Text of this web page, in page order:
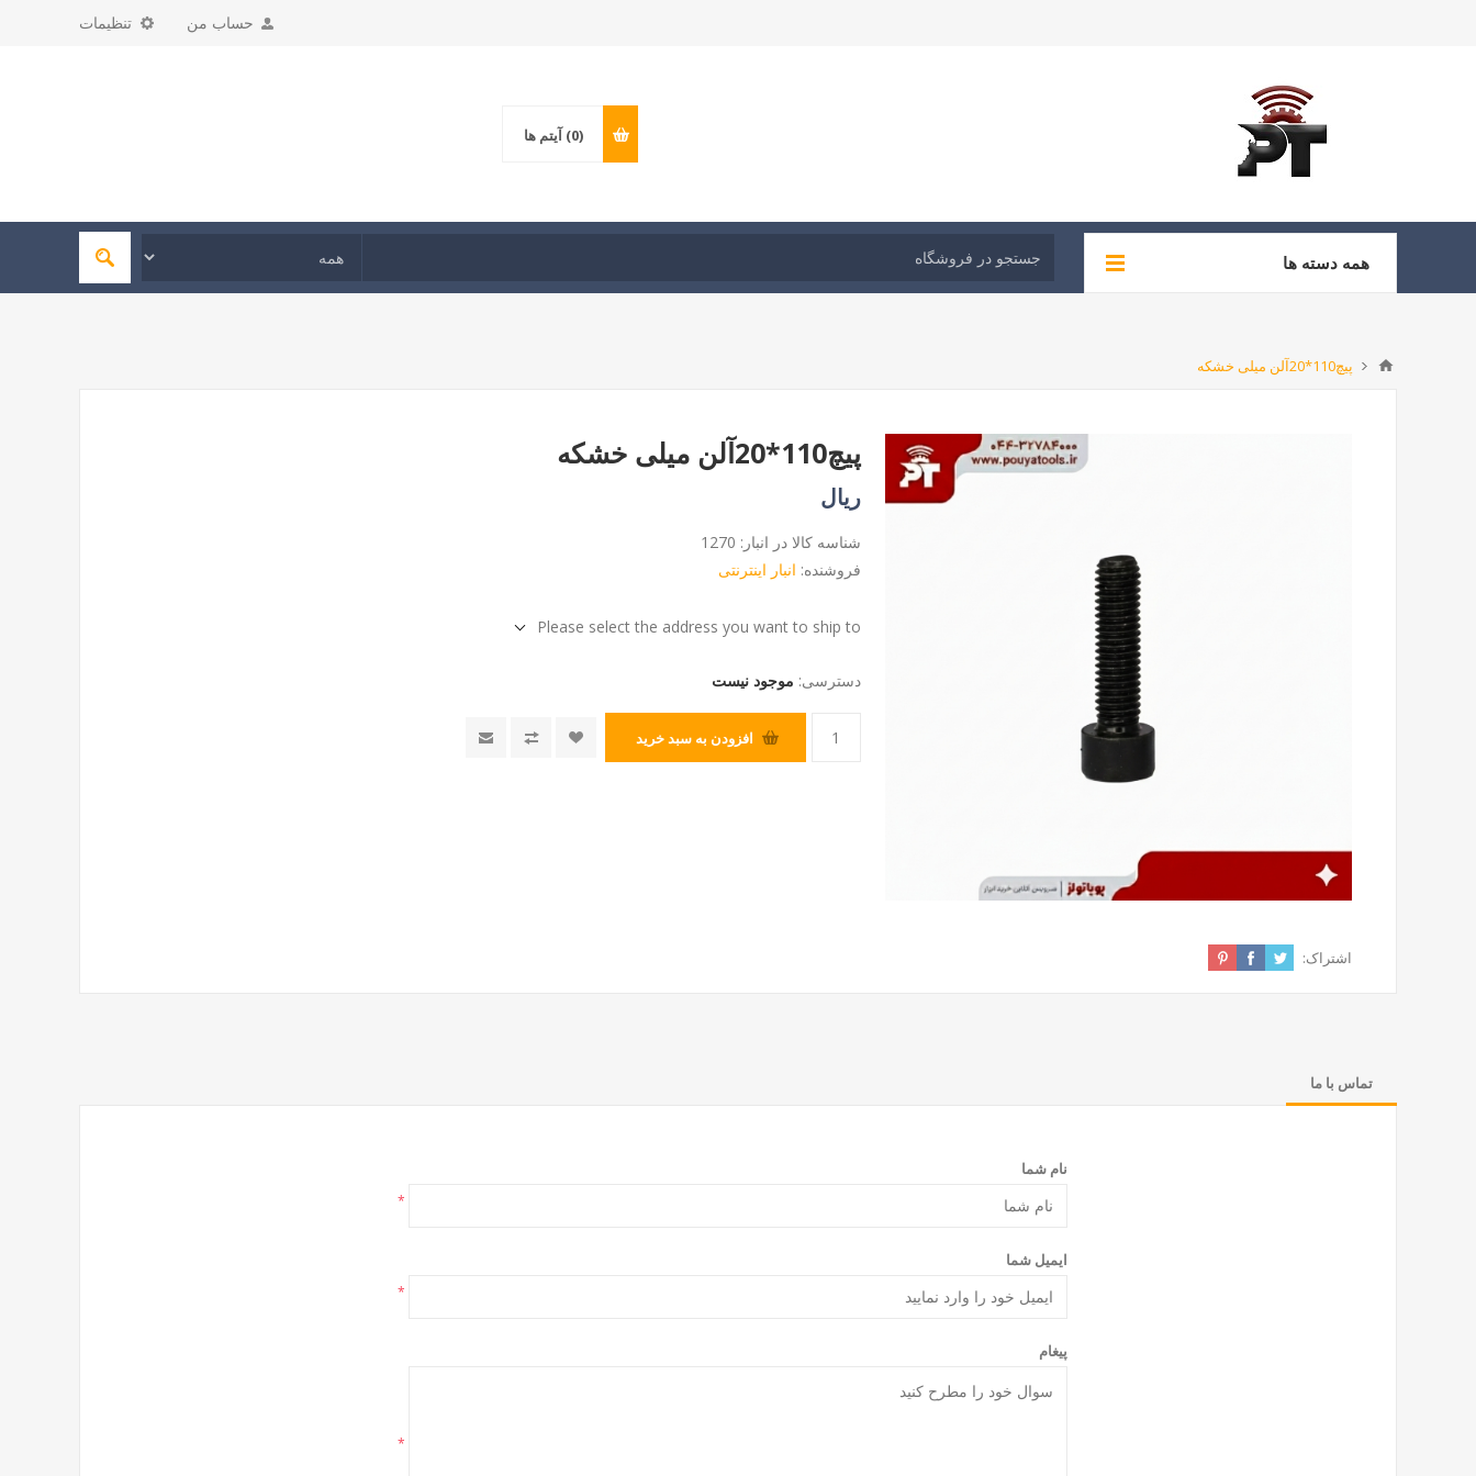
تنظیمات حساب من
(0) آیتم ها
همه دسته ها
پیچ110*20آلن میلی خشکه
پیچ110*20آلن میلی خشکه
ریال
شناسه کالا در انبار: 1270
فروشنده: انبار اینترنتی
Please select the address you want to ship to
دسترسی: موجود نیست
افزودن به سبد خرید
اشتراک:
تماس با ما
نام شما
*
ایمیل شما
*
پیغام
*